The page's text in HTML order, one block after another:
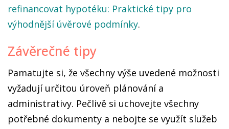
refinancovat hypotéku: Praktické tipy pro
výhodnější úvěrové podmínky.
Závěrečné tipy
Pamatujte si, že všechny výše uvedené možnosti
vyžadují určitou úroveň plánování a
administrativy. Pečlivě si uchovejte všechny
potřebné dokumenty a nebojte se využít služeb